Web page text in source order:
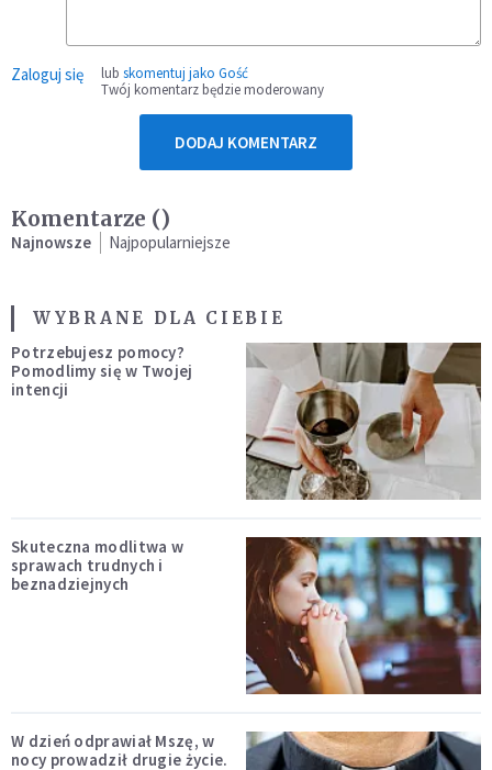
Zaloguj się lub skomentuj jako Gość
Twój komentarz będzie moderowany
DODAJ KOMENTARZ
Komentarze ()
Najnowsze Najpopularniejsze
WYBRANE DLA CIEBIE
Potrzebujesz pomocy?
Pomodlimy się w Twojej
intencji
Skuteczna modlitwa w
sprawach trudnych i
beznadziejnych
W dzień odprawiał Mszę, w
nocy prowadził drugie życie.